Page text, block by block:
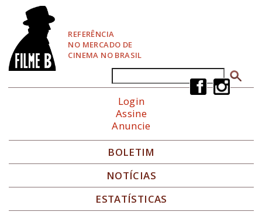
REFERÊNCIA
NO MERCADO DE
CINEMA NO BRASIL
Formulário de busca
Login
Assine
Anuncie
BOLETIM
NOTÍCIAS
ESTATÍSTICAS